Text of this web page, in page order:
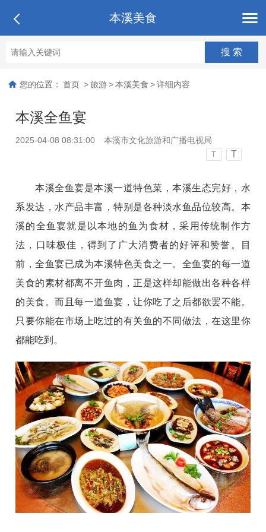
本溪美食
您的位置： 首页 > 旅游 > 本溪美食 > 详细内容
本溪全鱼宴
2025-04-08 08:31:00 本溪市文化旅游和广播电视局
T T
本溪全鱼宴是本溪一道特色菜，本溪生态完好，水
系发达，水产品丰富，特别是各种淡水鱼品位较高。本
溪的全鱼宴就是以本地的鱼为食材，采用传统制作方
法，口味极佳，得到了广大消费者的好评和赞誉。目
前，全鱼宴已成为本溪特色美食之一。全鱼宴的每一道
美食的素材都离不开鱼肉，正是这样却能做出各种各样
的美食。而且每一道鱼宴，让你吃了之后都欲罢不能。
只要你能在市场上吃过的有关鱼的不同做法，在这里你
都能吃到。